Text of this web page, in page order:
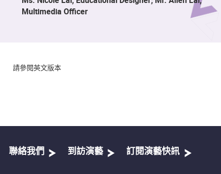
Multimedia Officer
請參閱英文版本
聯絡我們 到訪演藝 訂閱演藝快訊